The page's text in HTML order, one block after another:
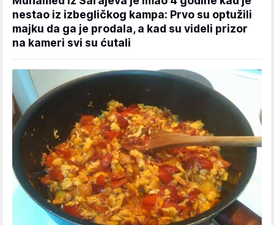
nestao iz izbegličkog kampa: Prvo su optužili
majku da ga je prodala, a kad su videli prizor
na kameri svi su ćutali